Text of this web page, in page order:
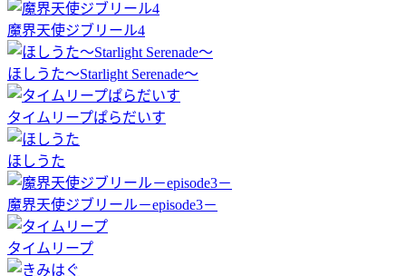
魔界天使ジブリール4
ほしうた～Starlight Serenade～
タイムリープぱらだいす
ほしうた
魔界天使ジブリール－episode3－
タイムリープ